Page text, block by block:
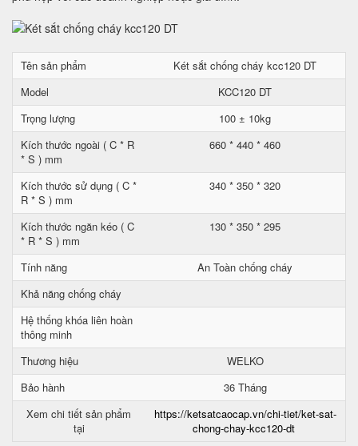
Tên sản phẩm
Két sắt chống cháy kcc120 DT
Model
KCC120 DT
Trọng lượng
100 ± 10kg
Kích thước ngoài ( C * R
* S ) mm
660 * 440 * 460
Kích thước sử dụng ( C *
R * S ) mm
340 * 350 * 320
Kích thước ngăn kéo ( C
* R * S ) mm
130 * 350 * 295
Tính năng
An Toàn chống cháy
Khả năng chống cháy
Hệ thống khóa liên hoàn
thông minh
Thương hiệu
WELKO
Bảo hành
36 Tháng
Xem chi tiết sản phẩm
tại
https://ketsatcaocap.vn/chi-tiet/ket-sat-
chong-chay-kcc120-dt